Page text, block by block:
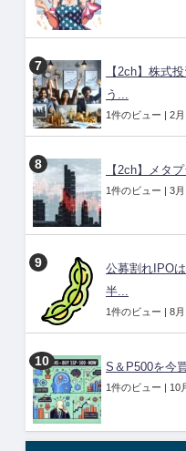
【2ch】株式
う...
1件のビュー | 2
【2ch】メタ
1件のビュー | 3
公募割れIPO
半...
1件のビュー | 8
S＆P500を今
1件のビュー | 10